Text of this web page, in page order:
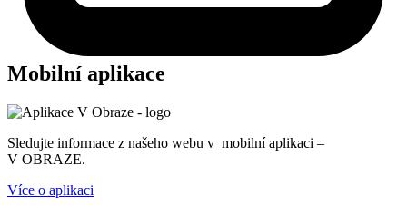
Mobilní aplikace
Sledujte informace z našeho webu v mobilní aplikaci –
V OBRAZE.
Více o aplikaci